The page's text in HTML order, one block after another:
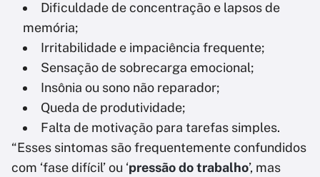
Dificuldade de concentração e lapsos de
memória;
Irritabilidade e impaciência frequente;
Sensação de sobrecarga emocional;
Insônia ou sono não reparador;
Queda de produtividade;
Falta de motivação para tarefas simples.
“Esses sintomas são frequentemente confundidos
com ‘fase difícil’ ou ‘pressão do trabalho’, mas